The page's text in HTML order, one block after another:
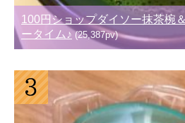
100円ショップダイソー抹茶椀
ータイム♪ (25,387pv)